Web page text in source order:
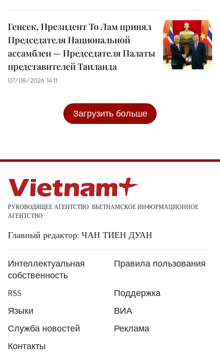
Генсек, Президент То Лам принял
Председателя Национальной
ассамблеи — Председателя Палаты
представителей Таиланда
07/08/2026 14:11
Загрузить больше
РУКОВОДЯЩЕЕ АГЕНТСТВО: ВЬЕТНАМСКОЕ ИНФОРМАЦИОННОЕ
АГЕНТСТВО
Главный редактор: ЧАН ТИЕН ДУАН
Интеллектуальная
собственность
Правила пользования
RSS
Поддержка
Языки
ВИА
Служба новостей
Реклама
Контакты